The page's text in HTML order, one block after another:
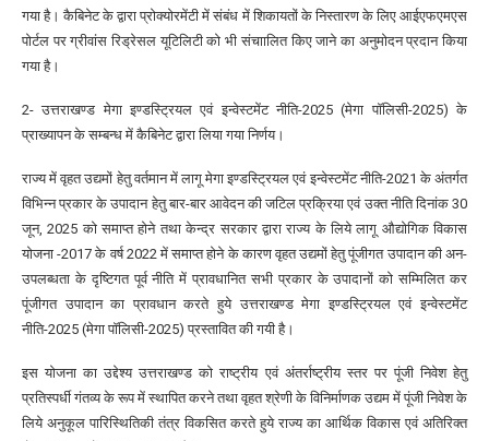
गया है। कैबिनेट के द्वारा प्रोक्योरमेंटी में संबंध में शिकायतों के निस्तारण के लिए आईएफएमएस
पोर्टल पर ग्रीवांस रिड्रेसल यूटिलिटी को भी संचाालित किए जाने का अनुमोदन प्रदान किया
गया है।
2- उत्तराखण्ड मेगा इण्डस्ट्रियल एवं इन्वेस्टमेंट नीति-2025 (मेगा पॉलिसी-2025) के
प्राख्यापन के सम्बन्ध में कैबिनेट द्वारा लिया गया निर्णय।
राज्य में वृहत उद्यमों हेतु वर्तमान में लागू मेगा इण्डस्ट्रियल एवं इन्वेस्टमेंट नीति-2021 के अंतर्गत
विभिन्न प्रकार के उपादान हेतु बार-बार आवेदन की जटिल प्रक्रिया एवं उक्त नीति दिनांक 30
जून, 2025 को समाप्त होने तथा केन्द्र सरकार द्वारा राज्य के लिये लागू औद्योगिक विकास
योजना -2017 के वर्ष 2022 में समाप्त होने के कारण वृहत उद्यमों हेतु पूंजीगत उपादान की अन-
उपलब्धता के दृष्टिगत पूर्व नीति में प्रावधानित सभी प्रकार के उपादानों को सम्मिलित कर
पूंजीगत उपादान का प्रावधान करते हुये उत्तराखण्ड मेगा इण्डस्ट्रियल एवं इन्वेस्टमेंट
नीति-2025 (मेगा पॉलिसी-2025) प्रस्तावित की गयी है।
इस योजना का उद्देश्य उत्तराखण्ड को राष्ट्रीय एवं अंतर्राष्ट्रीय स्तर पर पूंजी निवेश हेतु
प्रतिस्पर्धी गंतव्य के रूप में स्थापित करने तथा वृहत श्रेणी के विनिर्माणक उद्यम में पूंजी निवेश के
लिये अनुकूल पारिस्थितिकी तंत्र विकसित करते हुये राज्य का आर्थिक विकास एवं अतिरिक्त